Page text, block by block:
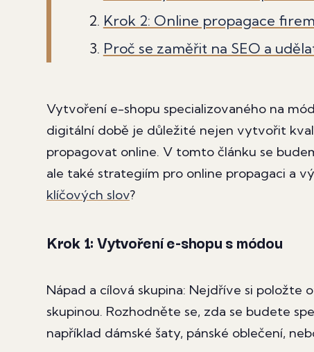
Krok 2: Online propagace
Proč se zaměřit na SEO a
Vytvoření e-shopu specializovaného na
digitální době je důležité nejen vytvořit
propagovat online. V tomto článku se
ale také strategiím pro online propagaci a
klíčových slov?
Krok 1: Vytvoření e-shopu s módou
Nápad a cílová skupina: Nejdříve si položte
skupinou. Rozhodněte se, zda se budete
například dámské šaty, pánské oblečení,